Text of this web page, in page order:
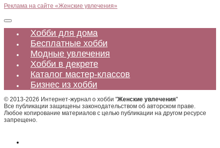
Реклама на сайте «Женские увлечения»
Хобби для дома
Бесплатные хобби
Модные увлечения
Хобби в декрете
Каталог мастер-классов
Бизнес из хобби
© 2013-2026 Интернет-журнал о хобби "Женские увлечения"
Все публикации защищены законодательством об авторском праве.
Любое копирование материалов с целью публикации на другом ресурсе
запрещено.